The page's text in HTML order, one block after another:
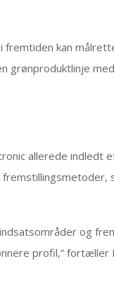
fremtiden kan
grønproduktlinje
allerede
indsatsområder og
profil,” fortæller